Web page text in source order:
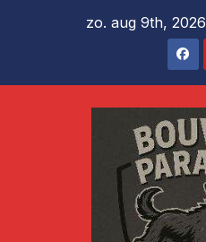
zo. aug 9th, 2026